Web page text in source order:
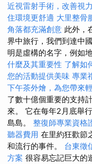
近視雷射手術，改善視
住環境更舒適 大里整骨
角落都充滿創意 此外，
界中旅行，我們到達中
明是虛構的名字，例如
什麼及其重要性 了解如
您的活動提供美味 專業
下午茶外燴，為您帶來
了數十億個重要的支持
來。 它在每年2月底舉
島島。 整復師專業資格
聽器費用 在里約狂歡節
和流行的事件。 台東徵
方案 很容易忘記巨大的